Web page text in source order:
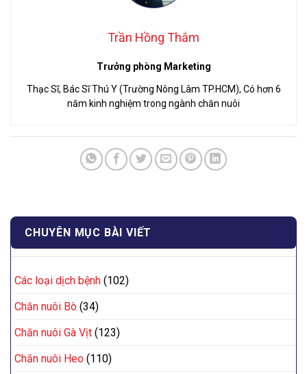
Trần Hồng Thắm
Trưởng phòng Marketing
Thạc Sĩ, Bác Sĩ Thú Y (Trường Nông Lâm TP.HCM), Có hơn 6
năm kinh nghiệm trong ngành chăn nuôi
CHUYÊN MỤC BÀI VIẾT
Các loại dịch bệnh (102)
Chăn nuôi Bò (34)
Chăn nuôi Gà Vịt (123)
Chăn nuôi Heo (110)